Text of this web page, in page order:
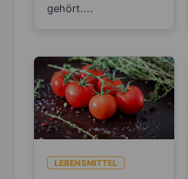
gehört....
LEBENSMITTEL